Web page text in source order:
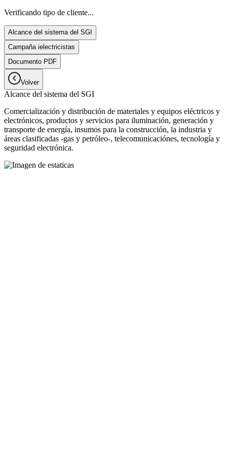
Verificando tipo de cliente...
Alcance del sistema del SGI
Campaña ielectricistas
Documento PDF
Volver
Alcance del sistema del SGI
Comercialización y distribución de materiales y equipos eléctricos y
electrónicos, productos y servicios para iluminación, generación y
transporte de energía, insumos para la construcción, la industria y
áreas clasificadas -gas y petróleo-, telecomunicaciónes, tecnología y
seguridad electrónica.